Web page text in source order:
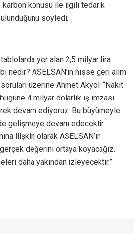
karbon konusu ile ilgili tedarik
söyledi.
tablolarda yer alan 2,5 milyar lira
nedir? ASELSAN’ın hisse geri alım
soruları üzerine Ahmet Akyol, “Nakit
4 milyar dolarlık iş imzası
devam ediyoruz. Bu büyümeyle
gelişmeye devam edecektir.
ilişkin olarak ASELSAN’ın
değerini ortaya koyacağız.
daha yakından izleyecektir.”